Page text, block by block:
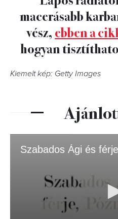
macerásabb
vész,ebben a
hogyan
Kiemelt kép: Getty Images